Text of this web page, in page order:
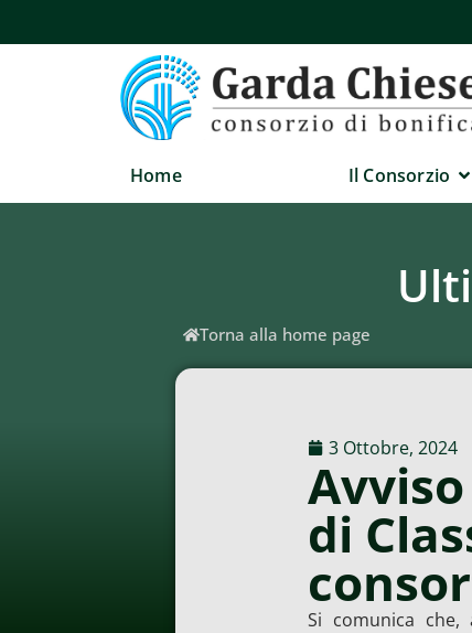
Home Il Consorzio
Torna alla home page
3 Ottobre, 2024
di
Si comunica